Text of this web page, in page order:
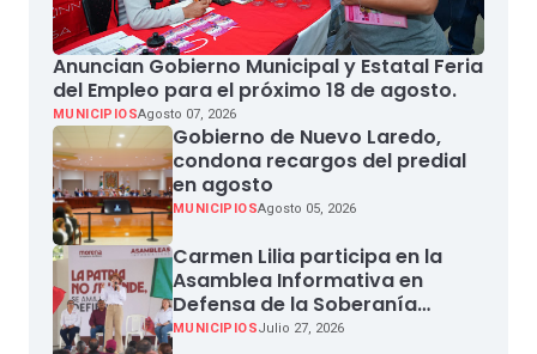
Anuncian Gobierno Municipal y Estatal Feria
del Empleo para el próximo 18 de agosto.
MUNICIPIOSAgosto 07, 2026
Gobierno de Nuevo Laredo,
condona recargos del predial
en agosto
MUNICIPIOSAgosto 05, 2026
Carmen Lilia participa en la
Asamblea Informativa en
Defensa de la Soberanía
Nacional en Miguel Aleman
MUNICIPIOSJulio 27, 2026